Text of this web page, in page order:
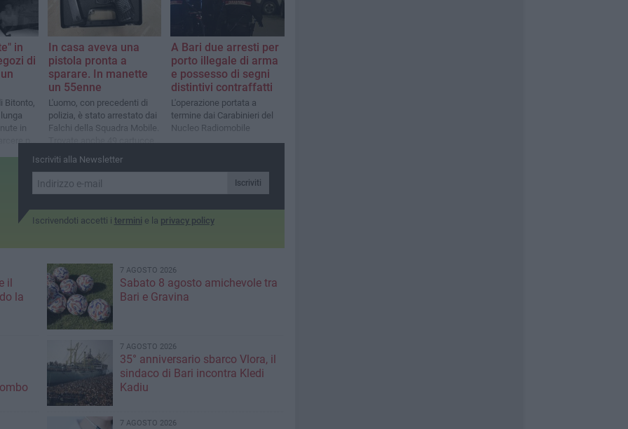
in
di
Bitonto,
in
per
In casa aveva una
pistola pronta a
sparare. In manette
un 55enne
L'uomo, con precedenti di
polizia, è stato arrestato dai
Falchi della Squadra Mobile.
Trovate anche 49 cartucce
inesplose
A Bari due arresti per
porto illegale di arma
e possesso di segni
distintivi contraffatti
L'operazione portata a
termine dai Carabinieri del
Nucleo Radiomobile
Iscriviti alla Newsletter
Iscriviti
Iscrivendoti accetti i termini e la privacy policy
il
la
7 AGOSTO 2026
Sabato 8 agosto amichevole tra
Bari e Gravina
7 AGOSTO 2026
35° anniversario sbarco Vlora, il
sindaco di Bari incontra Kledi
Kadiu
7 AGOSTO 2026